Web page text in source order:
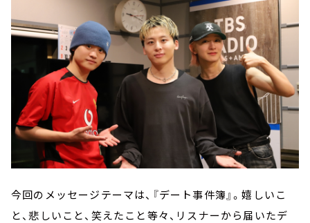
今回のメッセージテーマは、『デート事件簿』。嬉しいこ
と、悲しいこと、笑えたこと等々、リスナーから届いたデ